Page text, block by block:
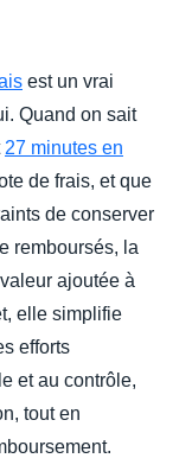
est un vrai
Quand on sait
27 minutes en
de frais, et que
de conserver
remboursés, la
ajoutée à
elle simplifie
efforts
et au contrôle,
tout en